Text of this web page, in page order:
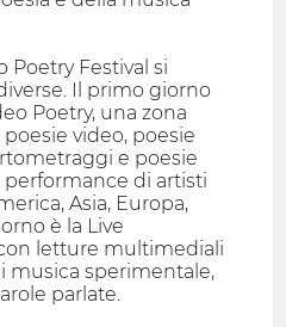
Poetry Festival si
Il primo giorno
Poetry, una zona
video, poesie
e poesie
di artisti
Asia, Europa,
è la Live
letture multimediali
musica sperimentale,
parlate.